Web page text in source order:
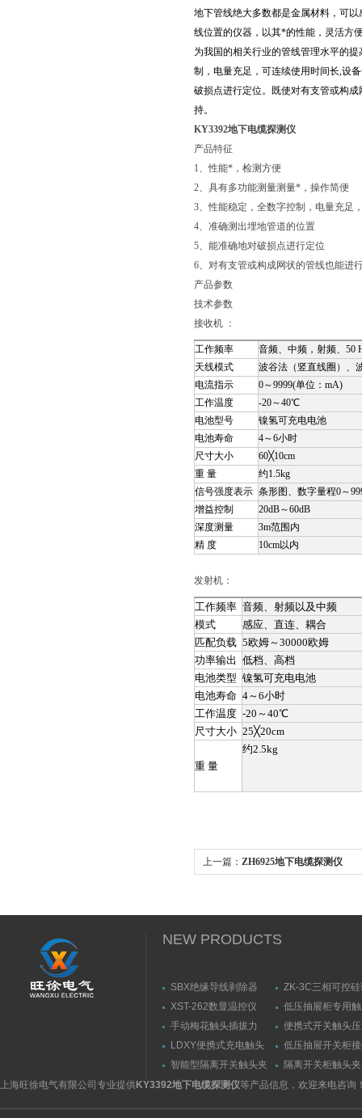
地下管线绝大多数都是金属材料，可
线位置的仪器，以其*的性能，灵活方
为我国的相关行业的管线管理水平的
制，电量充足，可连续使用时间长,设
破损点进行定位。既使对有支管或构
持。
KY3392地下电缆探测仪
产品特征
1、性能*，检测方便
2、具有多功能测量测量*，操作简便
3、性能稳定，全数字控制，电量充足
4、准确测出埋地管道的位置
5、能准确地对破损点进行定位
6、对有支管或构成网状的管线也能进
产品参数
技术参数
接收机 ：
工作频率
音频、中频，射频、50
天线模式
波谷法（竖直线圈）、
电流指示
0～9999(单位：mA)
工作温度
-20～40℃
电池型号
镍氢可充电电池
电池寿命
4～6小时
尺寸大小
60╳10cm
重 量
约1.5kg
信号强度表示 条形图、数字量程0～
增益控制
20dB～60dB
深度测量
3m范围内
精 度
10cm以内
发射机：
工作频率 音频、射频以及中频
模式
感应、直连、耦合
匹配负载 5欧姆～30000欧姆
功率输出 低档、高档
电池类型 镍氢可充电电池
电池寿命 4～6小时
工作温度 -20～40℃
尺寸大小 25╳20cm
重 量
约2.5kg
上一篇： ZH6925地下电缆探测仪
NEW PRODUCTS
SBX绝缘导线剥除器
ZK-3C三相可控
触发器
XST-262数显温控仪
低压抽屉柜专用
力测量仪套装
手动梅花触头插拔力
（推拉力）测量仪
便携式开关触头
（夹紧力）测量仪
LDXY便携式充电触头
（指）夹紧力测量仪
低压抽屉开关柜
触头（夹紧力）
智能型隔离开关触头夹
紧力测试仪
隔离开关柜触头
测试仪/精度传感
上海旺徐电气有限公司专业提供KY3392地下电缆探测仪等产品信息，欢迎来电咨询